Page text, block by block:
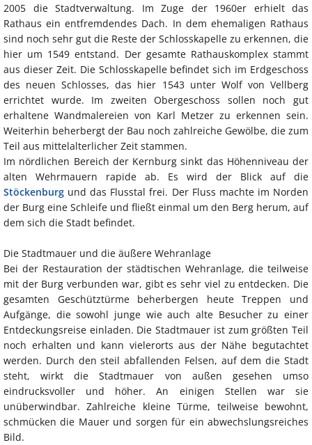
2005 die Stadtverwaltung. Im Zuge der 1960er erhielt das
Rathaus ein entfremdendes Dach. In dem ehemaligen Rathaus
sind noch sehr gut die Reste der Schlosskapelle zu erkennen, die
hier um 1549 entstand. Der gesamte Rathauskomplex stammt
aus dieser Zeit. Die Schlosskapelle befindet sich im Erdgeschoss
des neuen Schlosses, das hier 1543 unter Wolf von Vellberg
errichtet wurde. Im zweiten Obergeschoss sollen noch gut
erhaltene Wandmalereien von Karl Metzer zu erkennen sein.
Weiterhin beherbergt der Bau noch zahlreiche Gewölbe, die zum
Teil aus mittelalterlicher Zeit stammen.
Im nördlichen Bereich der Kernburg sinkt das Höhenniveau der
alten Wehrmauern rapide ab. Es wird der Blick auf die
Stöckenburg und das Flusstal frei. Der Fluss machte im Norden
der Burg eine Schleife und fließt einmal um den Berg herum, auf
dem sich die Stadt befindet.
Die Stadtmauer und die äußere Wehranlage
Bei der Restauration der städtischen Wehranlage, die teilweise
mit der Burg verbunden war, gibt es sehr viel zu entdecken. Die
gesamten Geschütztürme beherbergen heute Treppen und
Aufgänge, die sowohl junge wie auch alte Besucher zu einer
Entdeckungsreise einladen. Die Stadtmauer ist zum größten Teil
noch erhalten und kann vielerorts aus der Nähe begutachtet
werden. Durch den steil abfallenden Felsen, auf dem die Stadt
steht, wirkt die Stadtmauer von außen gesehen umso
eindrucksvoller und höher. An einigen Stellen war sie
unüberwindbar. Zahlreiche kleine Türme, teilweise bewohnt,
schmücken die Mauer und sorgen für ein abwechslungsreiches
Bild.